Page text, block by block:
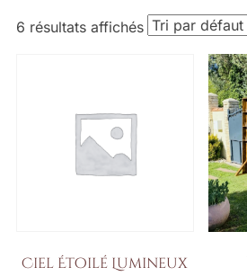
6 résultats affichés
Ciel Étoilé Lumineux